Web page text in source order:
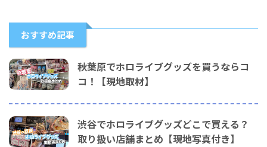
おすすめ記事
秋葉原でホロライブグッズを買うならコ
コ！【現地取材】
渋谷でホロライブグッズどこで買える？
取り扱い店舗まとめ【現地写真付き】